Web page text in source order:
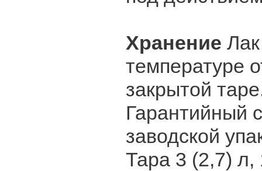
Хранение
температуре
закрытой
Гарантийный
заводской
Тара 3 (2,7) л,